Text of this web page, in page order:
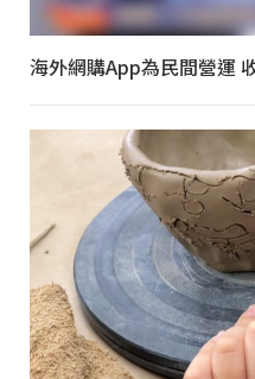
海外網購App為民間營運